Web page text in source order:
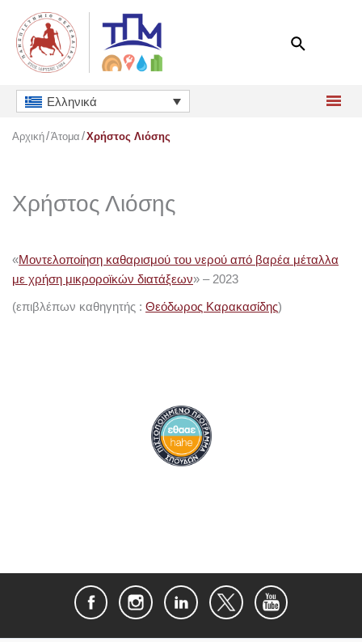
περιεχόμενο
Ελληνικά
Αρχική Άτομα Χρήστος Λιόσης
Χρήστος Λιόσης
«Μοντελοποίηση καθαρισμού του νερού από βαρέα μέταλλα
με χρήση μικροροϊκών διατάξεων» – 2023
(επιβλέπων καθηγητής : Θεόδωρος Καρακασίδης)